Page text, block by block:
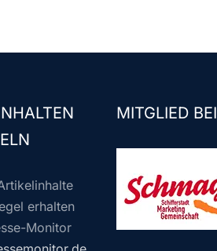
erhalten
Monitor
MITGLIED BEI